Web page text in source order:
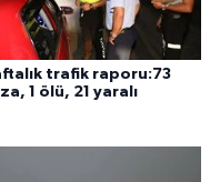
trafik raporu:73
1 ölü, 21 yaralı